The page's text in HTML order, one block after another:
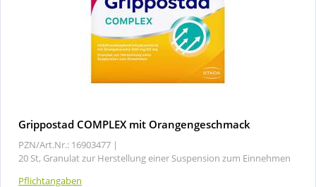
Grippostad COMPLEX mit Orangengeschmack
PZN/Art.Nr.: 16903477 |
20 St, Granulat zur Herstellung einer Suspension zum Einnehmen
Pflichtangaben